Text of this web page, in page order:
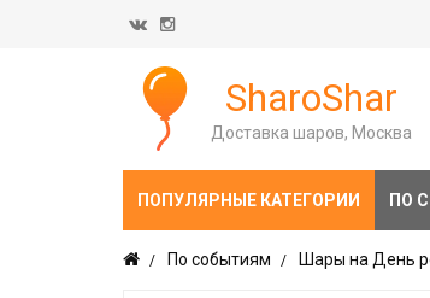
SharoShar
Доставка шаров, Москва
ПОПУЛЯРНЫЕ КАТЕГОРИИ ПО
По событиям Шары на День